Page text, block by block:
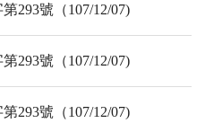
293號（107/12/07)
293號（107/12/07)
293號（107/12/07)